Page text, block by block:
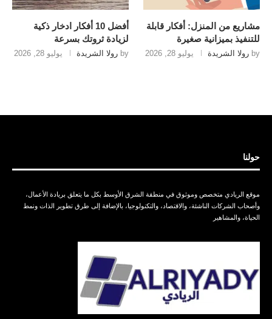
مشاريع من المنزل: أفكار قابلة
للتنفيذ بميزانية صغيرة
by رولا الشريدة يوليو 28, 2026
أفضل 10 أفكار ادخار ذكية
لزيادة ثروتك بسرعة
by رولا الشريدة يوليو 28, 2026
حولنا
موقع الريادي متخصص وموثوق في منطقة الشرق الأوسط بكل ما يتعلق بريادة الأعمال،
وأصحاب الشركات الناشئة، والاقتصاد، والتكنولوجيا، بالإضافة إلى طرق تطوير الذات ونمط
الحياة، والمشاهير